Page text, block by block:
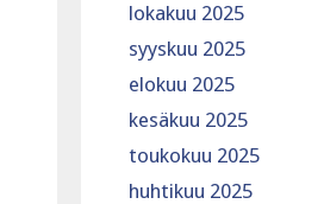
lokakuu 2025
syyskuu 2025
elokuu 2025
kesäkuu 2025
toukokuu 2025
huhtikuu 2025